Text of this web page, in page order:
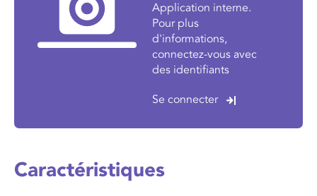
Application interne.
Pour plus
d'informations,
connectez-vous avec
des identifiants
Se connecter
Caractéristiques